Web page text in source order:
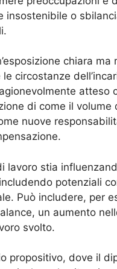
insostenibile o
chiara ma
circostanze
atteso
di come il volume
nuove
lavoro stia
potenziali
Può includere, per
un aumento
svolto.
propositivo, dove il